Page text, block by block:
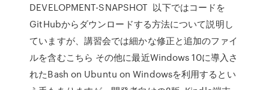
DEVELOPMENT-SNAPSHOT 以下ではコードを
GitHubからダウンロードする方法について説明し
ていますが、講習会では細かな修正と追加のファイ
ルを含むこちら その他に最近Windows 10に導入さ
れたBash on Ubuntu on Windowsを利用するとい